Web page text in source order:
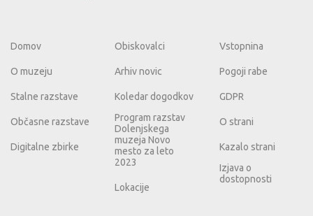
Domov
O muzeju
Stalne razstave
Občasne razstave
Digitalne zbirke
Obiskovalci
Arhiv novic
Koledar dogodkov
Program razstav
Dolenjskega
muzeja Novo
mesto za leto
2023
Lokacije
Vstopnina
Pogoji rabe
GDPR
O strani
Kazalo strani
Izjava o
dostopnosti